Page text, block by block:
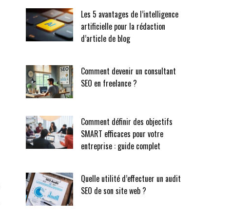
Les 5 avantages de l’intelligence
artificielle pour la rédaction
d’article de blog
Comment devenir un consultant
SEO en freelance ?
Comment définir des objectifs
SMART efficaces pour votre
entreprise : guide complet
Quelle utilité d’effectuer un audit
SEO de son site web ?